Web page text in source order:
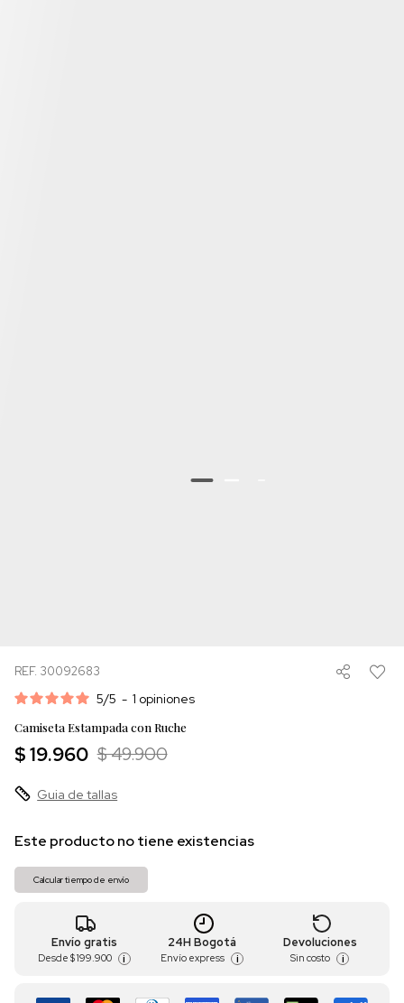
REF. 30092683
5/5 - 1 opiniones
Camiseta Estampada con Ruche
$ 19.960 $ 49.900
Guia de tallas
Este producto no tiene existencias
Calcular tiempo de envío
Envío gratis
Desde $ 199.900 i
24H Bogotá
Envío express i
Devoluciones
Sin costo i